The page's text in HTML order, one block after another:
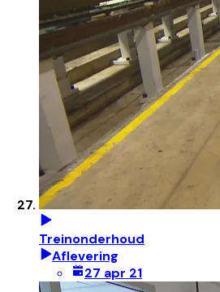
Treinonderhoud
Aflevering
27 apr 21